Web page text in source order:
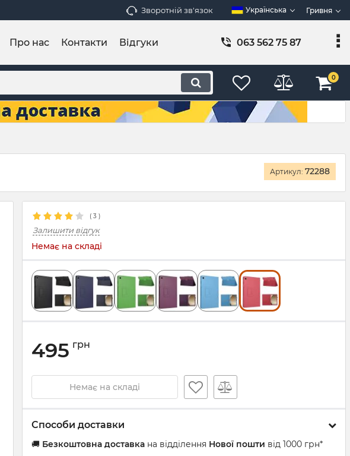
Зворотній зв'язок Українська Гривня
Про нас Контакти Відгуки 063 562 75 87
0
Артикул: 72288
( 3 )
Залишити відгук
Немає на складі
495 грн
Немає на складі
Способи доставки
🚚 Безкоштовна доставка на відділення Нової пошти від 1000 грн*